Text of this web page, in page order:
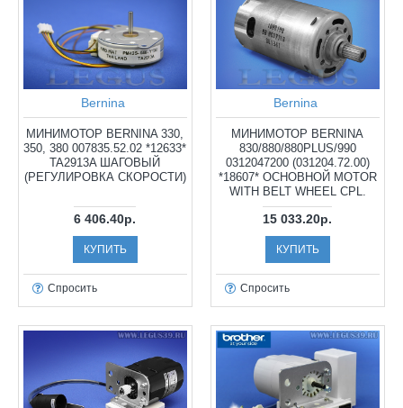
Bernina
МИНИМОТОР BERNINA 330,
350, 380 007835.52.02 *12633*
TA2913A ШАГОВЫЙ
(РЕГУЛИРОВКА СКОРОСТИ)
6 406.40р.
КУПИТЬ
Спросить
Bernina
МИНИМОТОР BERNINA
830/880/880PLUS/990
0312047200 (031204.72.00)
*18607* ОСНОВНОЙ MOTOR
WITH BELT WHEEL CPL.
15 033.20р.
КУПИТЬ
Спросить